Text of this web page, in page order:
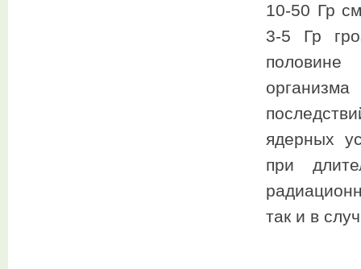
10-50 Гр
3-5 Гр
ядерных
при
так и в